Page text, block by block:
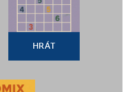
HRÁT